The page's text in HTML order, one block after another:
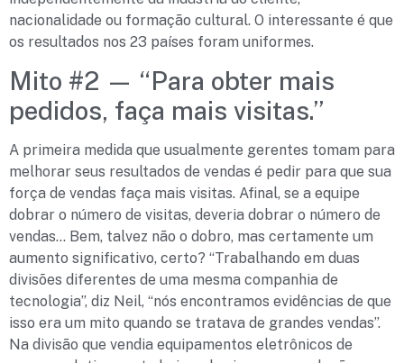
nacionalidade ou formação cultural. O interessante é que
os resultados nos 23 países foram uniformes.
Mito #2 — “Para obter mais
pedidos, faça mais visitas.”
A primeira medida que usualmente gerentes tomam para
melhorar seus resultados de vendas é pedir para que sua
força de vendas faça mais visitas. Afinal, se a equipe
dobrar o número de visitas, deveria dobrar o número de
vendas… Bem, talvez não o dobro, mas certamente um
aumento significativo, certo? “Trabalhando em duas
divisões diferentes de uma mesma companhia de
tecnologia”, diz Neil, “nós encontramos evidências de que
isso era um mito quando se tratava de grandes vendas”.
Na divisão que vendia equipamentos eletrônicos de